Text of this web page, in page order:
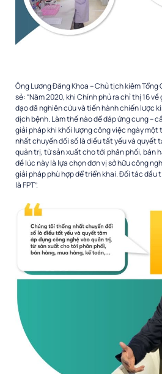
Ông Lương Đăng Khoa – Chủ tịch kiêm
sẻ: “Năm 2020, khi Chính phủ ra chỉ thị 16
đạo đã nghiên cứu và tiến hành chiến lược
dịch bệnh. Làm thế nào để đáp ứng cung –
giải pháp khi khối lượng công việc ngày
nhất chuyển đổi số là điều tất yếu và quyết
quản trị, từ sản xuất cho tới phân phối, bán
đề lúc này là lựa chọn đơn vị sở hữu công
giải pháp phù hợp để triển khai. Đối tác đầu
là FPT”.